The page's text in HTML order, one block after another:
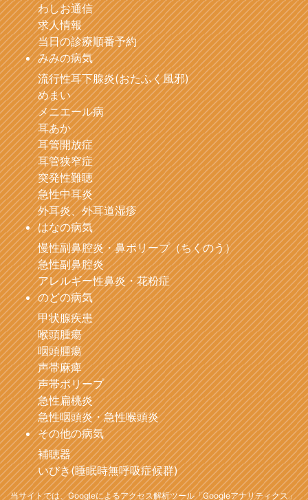
わしお通信
求人情報
当日の診療順番予約
みみの病気
流行性耳下腺炎(おたふく風邪)
めまい
メニエール病
耳あか
耳管開放症
耳管狭窄症
突発性難聴
急性中耳炎
外耳炎、外耳道湿疹
はなの病気
慢性副鼻腔炎・鼻ポリープ（ちくのう）
急性副鼻腔炎
アレルギー性鼻炎・花粉症
のどの病気
甲状腺疾患
喉頭腫瘍
咽頭腫瘍
声帯麻痺
声帯ポリープ
急性扁桃炎
急性咽頭炎・急性喉頭炎
その他の病気
補聴器
いびき(睡眠時無呼吸症候群)
当サイトでは、Googleによるアクセス解析ツール「Googleアナリティクス」